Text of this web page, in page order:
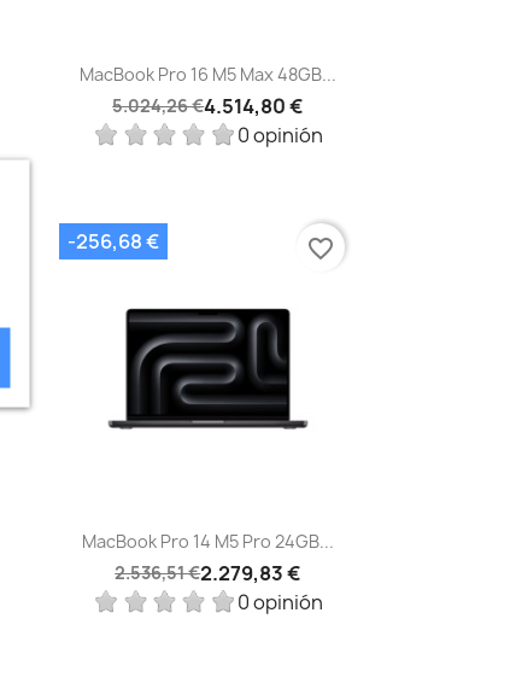
Vista rápida
MacBook Pro 16 M5 Max 48GB...
5.024,26 €4.514,80 €
0 opinión
Vista rápida
MacBook Pro 14 M5 Pro 24GB...
2.536,51 €2.279,83 €
0 opinión
-256,68 € favorite_border